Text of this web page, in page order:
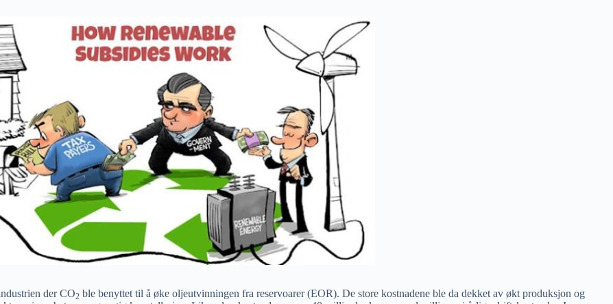
der CO2 ble benyttet til å øke oljeutvinningen fra reservoarer (EOR). De store kostnadene ble da dekket av økt produksjon og